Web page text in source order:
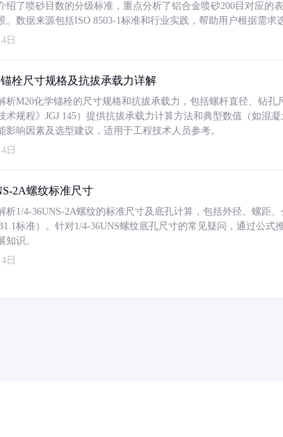
绍了喷砂目数的分级标准，重点分析了铝合金喷砂200目对应的
。数据来源包括ISO 8503-1标准和行业实践，帮助用户根据需求
日
栓尺寸规格及抗拔承载力详解
析M20化学锚栓的尺寸规格和抗拔承载力，包括螺杆直径、钻
术规程》JGJ 145）提供抗拔承载力计算方法和典型数值（如混
影响因素及选型建议，适用于工程技术人员参考。
日
2A螺纹标准尺寸
析1/4-36UNS-2A螺纹的标准尺寸及底孔计算，包括外径、螺距
标准）。针对1/4-36UNS螺纹底孔尺寸的常见疑问，通过公
知识。
日